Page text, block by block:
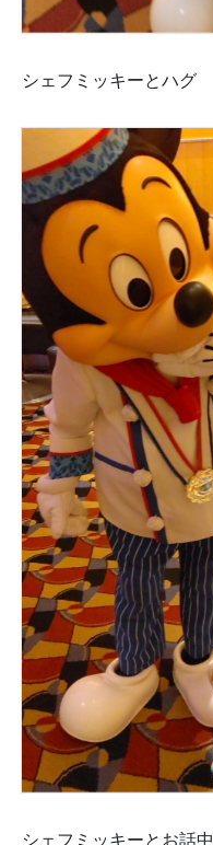
シェフミッキーとハグ
シェフミッキーとお話中